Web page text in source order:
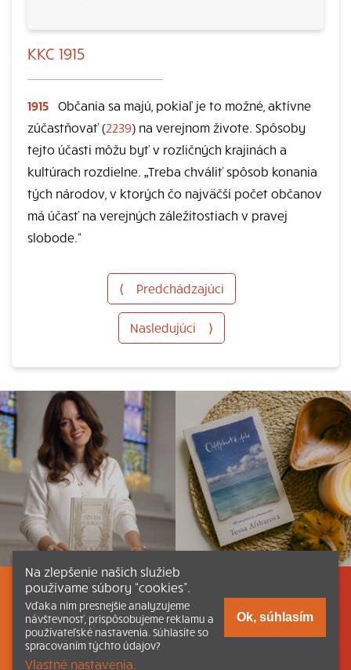
KKC 1915
1915 Občania sa majú, pokiaľ je to možné, aktívne
zúčastňovať (2239) na verejnom živote. Spôsoby
tejto účasti môžu byť v rozličných krajinách a
kultúrach rozdielne. „Treba chváliť spôsob konania
tých národov, v ktorých čo najväčší počet občanov
má účasť na verejných záležitostiach v pravej
slobode.“
⟨ Predchádzajúci
Nasledujúci ⟩
Listovať Obsah Dokumenty a články
Kontakt Tlačená verzia Katechizmu
© 2026 katechizmus.sk |
Na zlepšenie našich služieb
používame súbory “cookies”.
Vďaka nim presnejšie analyzujeme
návštevnosť, prispôsobujeme reklamu a
používateľské nastavenia. Súhlasíte so
spracovaním týchto údajov?
Vlastné nastavenia.
Ok, súhlasím